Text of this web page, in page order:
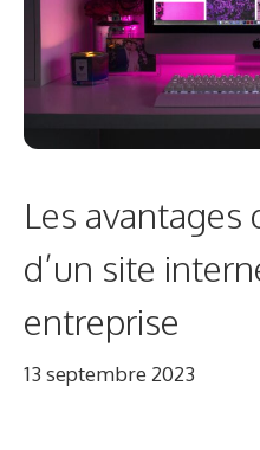
Les avantages
d’un site
entreprise
13 septembre 2023